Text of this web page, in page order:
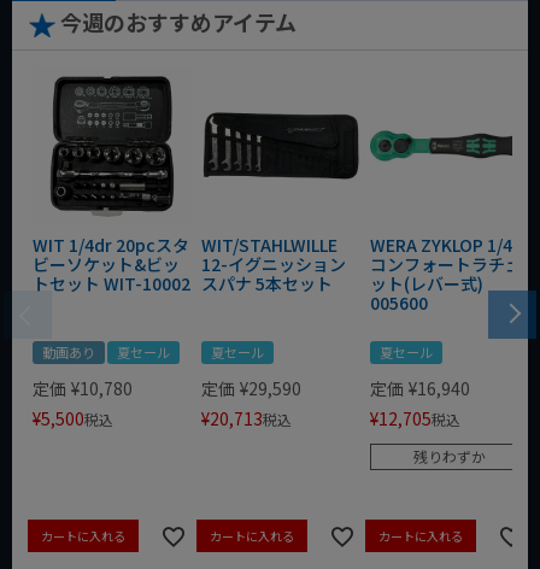
今週のおすすめアイテム
WIT 1/4dr 20pcスタ
ビーソケット&ビッ
トセット WIT-10002
動画あり 夏セール
定価 ¥10,780
¥5,500税込
カートに入れる
WIT/STAHLWILLE
12-イグニッション
スパナ 5本セット
夏セール
定価 ¥29,590
¥20,713税込
カートに入れる
WERA ZYKLOP 1/4"
コンフォートラチェ
ット(レバー式)
005600
夏セール
定価 ¥16,940
¥12,705税込
残りわずか
カートに入れる